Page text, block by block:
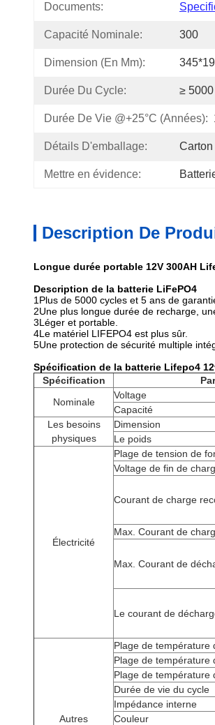
Documents:
Capacité Nominale: 300
Dimension (en Mm):
Durée Du Cycle: ≥ 5000
Durée De Vie @+25°C (années):
Détails D'emballage:
Mettre en évidence:
Description De
Longue durée portable 12V 300AH
Description de la batterie LiFePO4
1Plus de 5000 cycles et 5 ans de
2Une plus longue durée de recharge,
3Léger et portable.
4Le matériel LIFEPO4 est plus sûr.
5Une protection de sécurité multiple
Spécification de la batterie Lifepo4
Spécification
Nominale
Voltage
Capacité
Les besoins
physiques
Dimension
Le poids
Électricité
Plage de tension de
Voltage de fin de
Courant de charge
Max. Courant de
Max. Courant de
Le courant de
Autres
Plage de température
Plage de température
Plage de température
Durée de vie du cycle
Impédance interne
Couleur